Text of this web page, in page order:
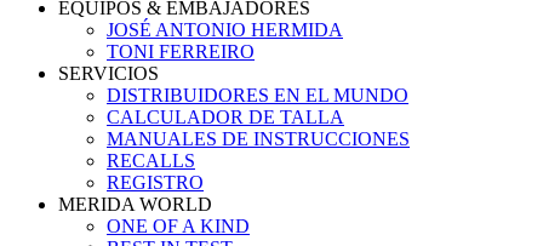
EQUIPOS & EMBAJADORES
JOSÉ ANTONIO HERMIDA
TONI FERREIRO
SERVICIOS
DISTRIBUIDORES EN EL MUNDO
CALCULADOR DE TALLA
MANUALES DE INSTRUCCIONES
RECALLS
REGISTRO
MERIDA WORLD
ONE OF A KIND